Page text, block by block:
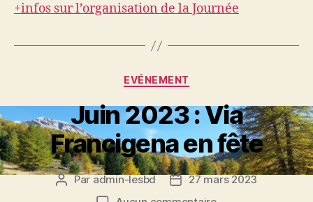
+infos sur l’organisation de la Journée
Catégories
EVÉNEMENT
Juin 2023 : Via
Francigena en fête
Auteur
Paradmin-lesbd
Date27 mars 2023